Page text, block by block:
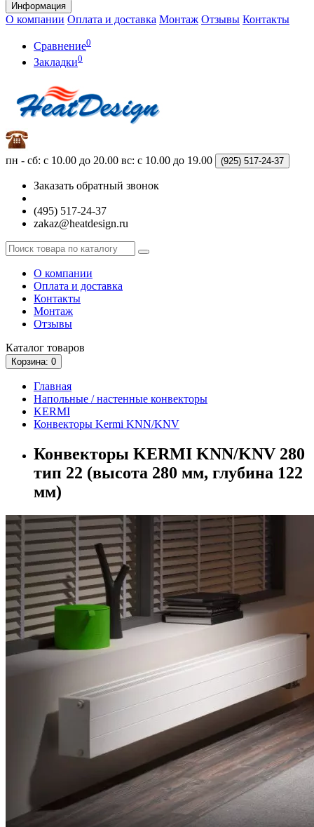
Информация
О компании Оплата и доставка Монтаж Отзывы Контакты
Сравнение0
Закладки0
пн - сб: с 10.00 до 20.00 вс: с 10.00 до 19.00 (925) 517-24-37
Заказать обратный звонок
(495) 517-24-37
zakaz@heatdesign.ru
О компании
Оплата и доставка
Контакты
Монтаж
Отзывы
Каталог товаров
Корзина: 0
Главная
Напольные / настенные конвекторы
KERMI
Конвекторы Kermi KNN/KNV
Конвекторы KERMI KNN/KNV 280
тип 22 (высота 280 мм, глубина 122
мм)